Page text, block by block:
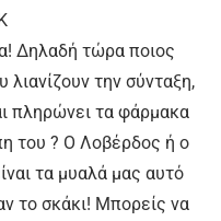
Δηλαδή τώρα ποιος
λιανίζουν την σύνταξη,
πληρώνει τα φάρμακα
του ? Ο Λοβέρδος ή ο
τα μυαλά μας αυτό
το σκάκι! Μπορείς να